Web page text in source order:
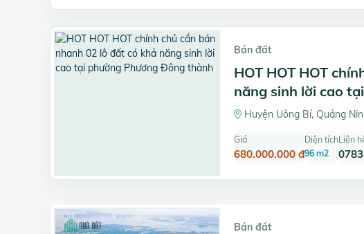
Bán đất
HOT HOT HOT
năng sinh lời cao
Huyện Uông Bí, Quảng
Giá
680.000.000 đ
Diện tích
96 m2
Liên
Bán đất